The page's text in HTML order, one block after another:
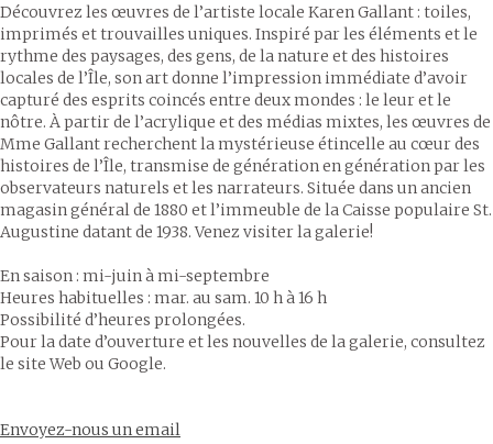
Découvrez les œuvres de l’artiste locale Karen Gallant : toiles,
imprimés et trouvailles uniques. Inspiré par les éléments et le
rythme des paysages, des gens, de la nature et des histoires
locales de l’Île, son art donne l’impression immédiate d’avoir
capturé des esprits coincés entre deux mondes : le leur et le
nôtre. À partir de l’acrylique et des médias mixtes, les œuvres de
Mme Gallant recherchent la mystérieuse étincelle au cœur des
histoires de l’Île, transmise de génération en génération par les
observateurs naturels et les narrateurs. Située dans un ancien
magasin général de 1880 et l’immeuble de la Caisse populaire St.
Augustine datant de 1938. Venez visiter la galerie!
En saison : mi-juin à mi-septembre
Heures habituelles : mar. au sam. 10 h à 16 h
Possibilité d’heures prolongées.
Pour la date d’ouverture et les nouvelles de la galerie, consultez
le site Web ou Google.
Envoyez-nous un email